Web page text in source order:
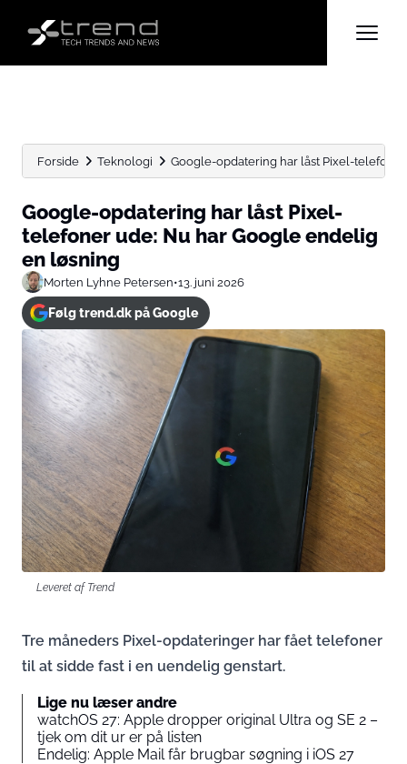
Forside Teknologi Google-opdatering har låst Pixel-
Google-opdatering har låst Pixel-
telefoner ude: Nu har Google endelig
en løsning
Morten Lyhne Petersen•13. juni 2026
Følg trend.dk på Google
Leveret af Trend
Tre måneders Pixel-opdateringer har fået telefoner
til at sidde fast i en uendelig genstart.
Lige nu læser andre
watchOS 27: Apple dropper original Ultra og SE 2 –
tjek om dit ur er på listen
Endelig: Apple Mail får brugbar søgning i iOS 27